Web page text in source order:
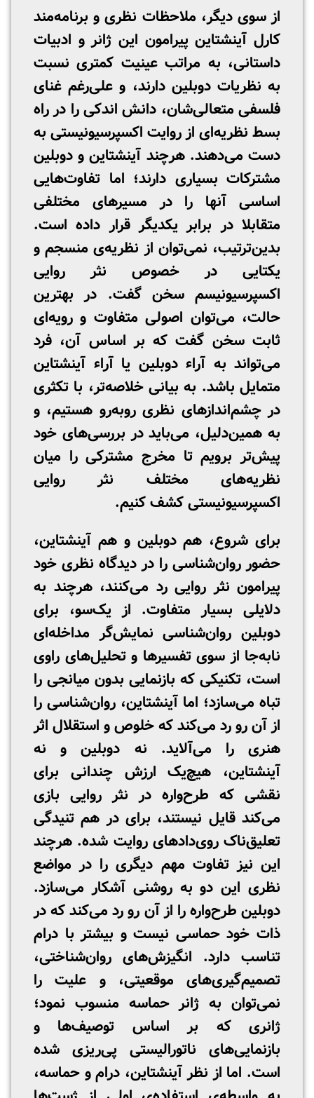
از سوی دیگر، ملاحظات نظری و برنامه‌مند
کارل آینشتاین پیرامون این ژانر و ادبیات
داستانی، به مراتب عینیت کمتری نسبت
به نظریات دوبلین دارند، و علی‌رغم غنای
فلسفی متعالی‌شان، دانش اندکی را در راه
بسط نظریه‌ای از روایت اکسپرسیونیستی به
دست می‌دهند. هرچند آینشتاین و دوبلین
مشترکات بسیاری دارند؛ اما تفاوت‌هایی
اساسی آنها را در مسیرهای مختلفی
متقابلا در برابر یکدیگر قرار داده است.
بدین‌ترتیب، نمی‌توان از نظریه‌ی منسجم و
یکتایی در خصوص نثر روایی
اکسپرسیونیسم سخن گفت. در بهترین
حالت، می‌توان اصولی متفاوت و رویه‌ای
ثابت سخن گفت که بر اساس آن، فرد
می‌تواند به آراء دوبلین یا آراء آینشتاین
متمایل باشد. به بیانی خلاصه‌تر، با تکثری
در چشم‌اندازهای نظری روبه‌رو هستیم، و
به همین‌دلیل، می‌باید در بررسی‌های خود
پیش‌تر برویم تا مخرج مشترکی را میان
نظریه‌های مختلف نثر روایی
اکسپرسیونیستی کشف کنیم.
برای شروع، هم دوبلین و هم آینشتاین،
حضور روان‌شناسی را در دیدگاه نظری خود
پیرامون نثر روایی رد می‌کنند، هرچند به
دلایلی بسیار متفاوت. از یک‌سو، برای
دوبلین روان‌شناسی نمایش‌گر مداخله‌ای
نابه‌جا از سوی تفسیرها و تحلیل‌های راوی
است، تکنیکی که بازنمایی بدون میانجی را
تباه می‌سازد؛ اما آینشتاین، روان‌شناسی را
از آن رو رد می‌کند که خلوص و استقلال اثر
هنری را می‌آلاید. نه دوبلین و نه
آینشتاین، هیچ‌یک ارزش چندانی برای
نقشی که طرح‌واره در نثر روایی بازی
می‌کند قایل نیستند، برای در هم تنیدگی
تعلیق‌ناک روی‌دادهای روایت شده. هرچند
این نیز تفاوت مهم دیگری را در مواضع
نظری این دو به روشنی آشکار می‌سازد.
دوبلین طرح‌واره را از آن رو رد می‌کند که در
ذات خود حماسی نیست و بیشتر با درام
تناسب دارد. انگیزش‌های روان‌شناختی،
تصمیم‌گیری‌های موقعیتی، و علیت را
نمی‌توان به ژانر حماسه منسوب نمود؛
ژانری که بر اساس توصیف‌ها و
بازنمایی‌های ناتورالیستی پی‌ریزی شده
است. اما از نظر آینشتاین، درام و حماسه،